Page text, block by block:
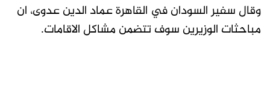
وقال سفير السودان في القاهرة عماد الدين عدوى، ان
مباحثات الوزيرين سوف تتضمن مشاكل الاقامات.